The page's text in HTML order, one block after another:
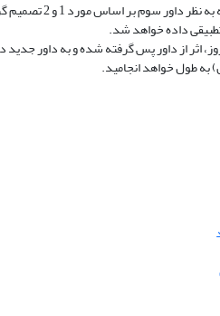
اساس مورد 1 و 2 تصمیم گرفته خواهد شد.
تطبیقی داده خواهد شد.
پنج روز ایمیلی برای یادآوری به داوران ارسال می‌شود و در صورت عدم